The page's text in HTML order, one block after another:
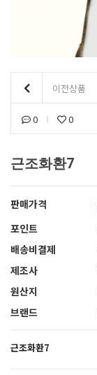
이전상품
0 0
근조화환7
판매가격
포인트
배송비결제
제조사
원산지
브랜드
근조화환7